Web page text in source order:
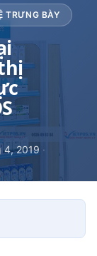
TRƯNG BÀY
4, 2019 ·